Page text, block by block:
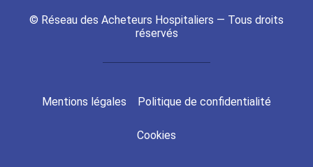
e
d
u
b
© Réseau des Acheteurs Hospitaliers — Tous droits
réservés
Mentions légales Politique de confidentialité
Cookies